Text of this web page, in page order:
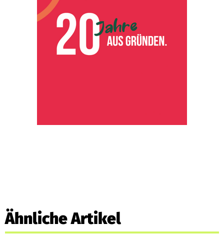
Ähnliche Artikel